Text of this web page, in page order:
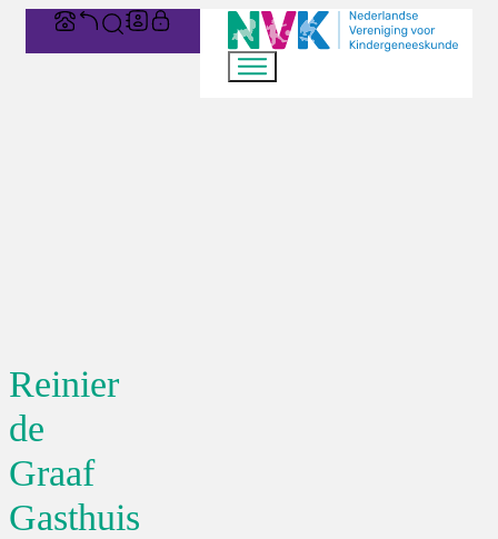
Reinier
de
Graaf
Gasthuis